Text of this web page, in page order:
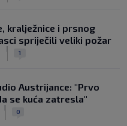
kralježnice i prsnog
spriječili veliki požar
1
Austrijance: "Prvo
se kuća zatresla"
0